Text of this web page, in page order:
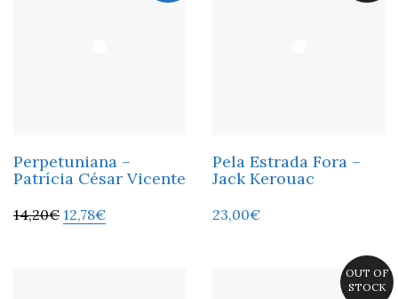
Perpetuniana –
Patrícia César Vicente
14,20€ 12,78€
Pela Estrada Fora –
Jack Kerouac
23,00€
OUT OF
STOCK